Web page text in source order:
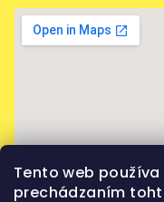
Tento web
prechádzaním